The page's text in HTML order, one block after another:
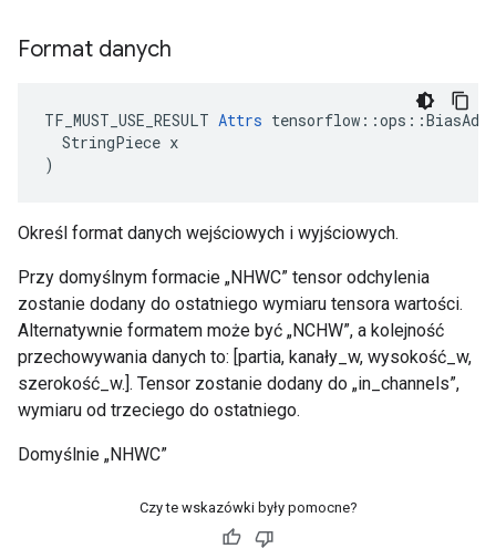
Format danych
TF_MUST_USE_RESULT Attrs
  StringPiece x
)
Określ format danych wejściowych i wyjściowych.
Przy domyślnym formacie „NHWC” tensor odchylenia
zostanie dodany do ostatniego wymiaru tensora wartości.
Alternatywnie formatem może być „NCHW”, a kolejność
przechowywania danych to: [partia, kanały_w, wysokość_w,
szerokość_w.]. Tensor zostanie dodany do „in_channels”,
wymiaru od trzeciego do ostatniego.
Domyślnie „NHWC”
Czy te wskazówki były pomocne?